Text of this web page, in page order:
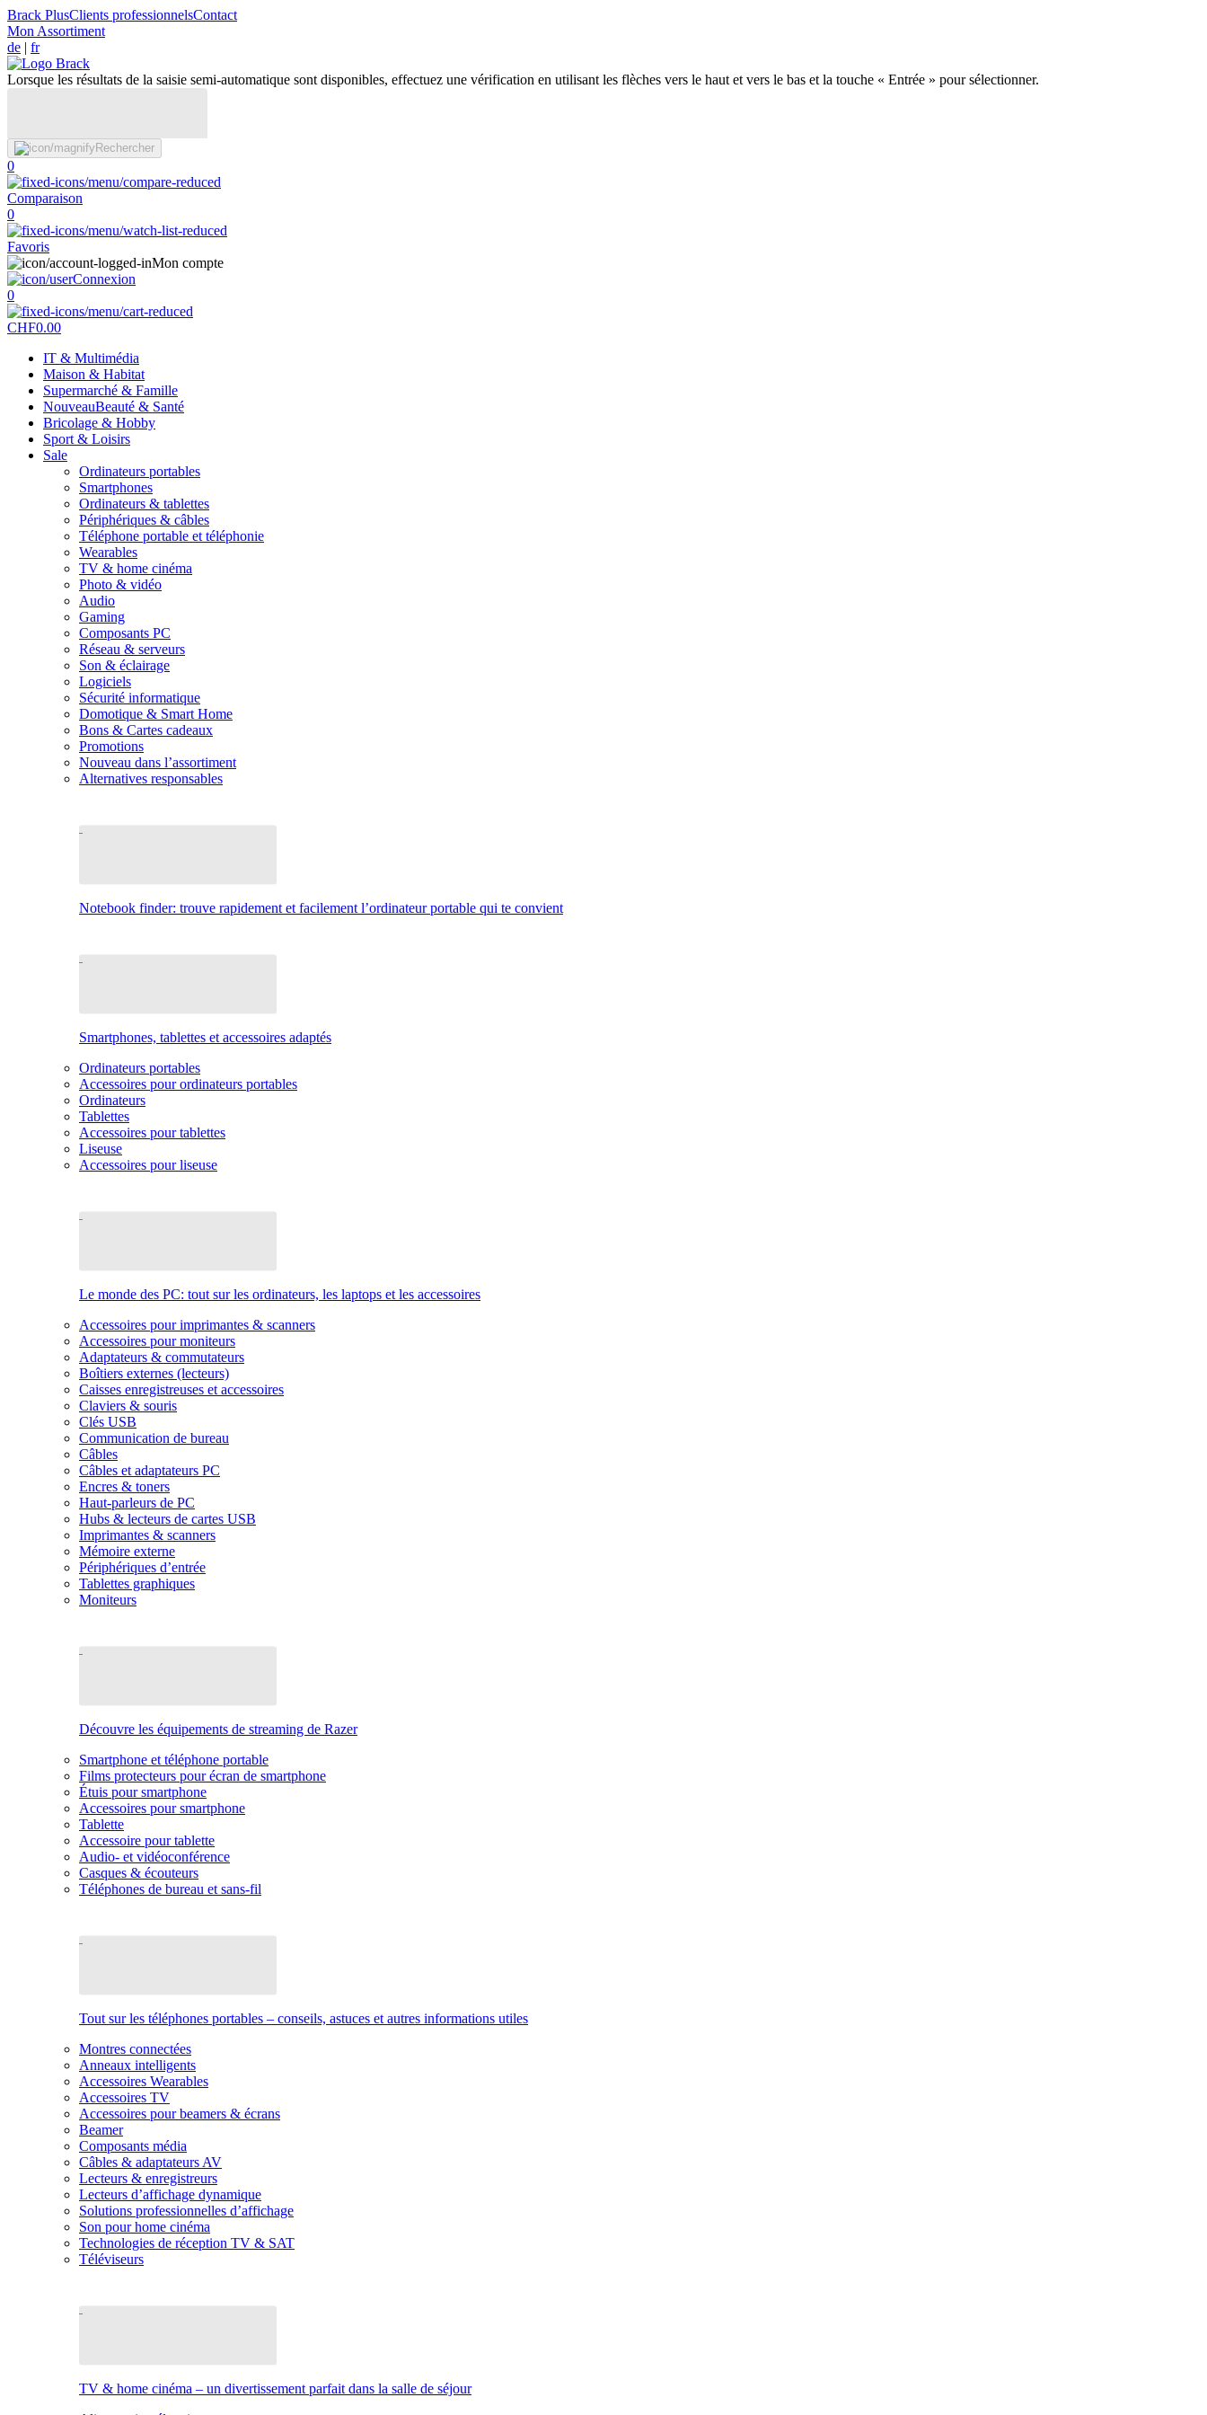
Brack PlusClients professionnelsContact
Mon Assortiment
de | fr
Lorsque les résultats de la saisie semi-automatique sont disponibles, effectuez une vérification en utilisant les flèches vers le haut et vers le bas et la touche « Entrée » pour sélectionner.
Rechercher
0
Comparaison
0
Favoris
Mon compte
Connexion
0
CHF0.00
IT & Multimédia
Maison & Habitat
Supermarché & Famille
NouveauBeauté & Santé
Bricolage & Hobby
Sport & Loisirs
Sale
Ordinateurs portables
Smartphones
Ordinateurs & tablettes
Périphériques & câbles
Téléphone portable et téléphonie
Wearables
TV & home cinéma
Photo & vidéo
Audio
Gaming
Composants PC
Réseau & serveurs
Son & éclairage
Logiciels
Sécurité informatique
Domotique & Smart Home
Bons & Cartes cadeaux
Promotions
Nouveau dans l’assortiment
Alternatives responsables
Notebook finder: trouve rapidement et facilement l’ordinateur portable qui te convient
Smartphones, tablettes et accessoires adaptés
Ordinateurs portables
Accessoires pour ordinateurs portables
Ordinateurs
Tablettes
Accessoires pour tablettes
Liseuse
Accessoires pour liseuse
Le monde des PC: tout sur les ordinateurs, les laptops et les accessoires
Accessoires pour imprimantes & scanners
Accessoires pour moniteurs
Adaptateurs & commutateurs
Boîtiers externes (lecteurs)
Caisses enregistreuses et accessoires
Claviers & souris
Clés USB
Communication de bureau
Câbles
Câbles et adaptateurs PC
Encres & toners
Haut-parleurs de PC
Hubs & lecteurs de cartes USB
Imprimantes & scanners
Mémoire externe
Périphériques d’entrée
Tablettes graphiques
Moniteurs
Découvre les équipements de streaming de Razer
Smartphone et téléphone portable
Films protecteurs pour écran de smartphone
Étuis pour smartphone
Accessoires pour smartphone
Tablette
Accessoire pour tablette
Audio- et vidéoconférence
Casques & écouteurs
Téléphones de bureau et sans-fil
Tout sur les téléphones portables – conseils, astuces et autres informations utiles
Montres connectées
Anneaux intelligents
Accessoires Wearables
Accessoires TV
Accessoires pour beamers & écrans
Beamer
Composants média
Câbles & adaptateurs AV
Lecteurs & enregistreurs
Lecteurs d’affichage dynamique
Solutions professionnelles d’affichage
Son pour home cinéma
Technologies de réception TV & SAT
Téléviseurs
TV & home cinéma – un divertissement parfait dans la salle de séjour